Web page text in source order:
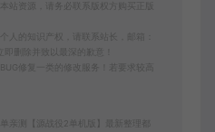
站资源，请务必联系版权方购买正版
人的知识产权，请联系站长，邮箱：
删除并致以最深的歉意！
修复一类的修改服务！若要求较高
亲测【源战役2单机版】最新整理都